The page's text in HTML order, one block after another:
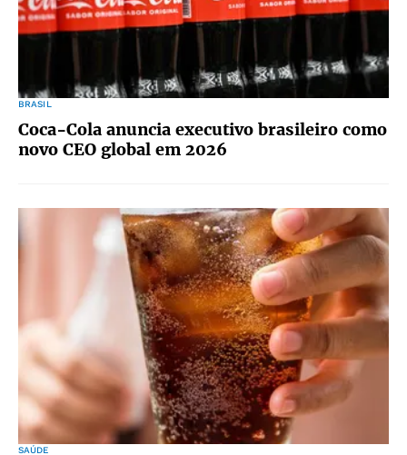
BRASIL
Coca-Cola anuncia executivo brasileiro como
novo CEO global em 2026
SAÚDE